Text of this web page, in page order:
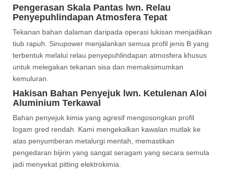
Pengerasan Skala Pantas lwn. Relau
Penyepuhlindapan Atmosfera Tepat
Tekanan bahan dalaman daripada operasi lukisan menjadikan
tiub rapuh. Sinupower menjalankan semua profil jenis B yang
terbentuk melalui relau penyepuhlindapan atmosfera khusus
untuk melegakan tekanan sisa dan memaksimumkan
kemuluran.
Hakisan Bahan Penyejuk lwn. Ketulenan Aloi
Aluminium Terkawal
Bahan penyejuk kimia yang agresif mengosongkan profil
logam gred rendah. Kami mengekalkan kawalan mutlak ke
atas penyumberan metalurgi mentah, memastikan
pengedaran bijirin yang sangat seragam yang secara semula
jadi menyekat pitting elektrokimia.